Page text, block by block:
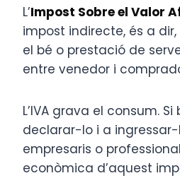
L’Impost Sobre el Valor
impost indirecte, és a dir,
el bé o prestació de
entre venedor i
L’IVA grava el consum.
declarar-lo i a ingressar-
empresaris o
econòmica d’aquest